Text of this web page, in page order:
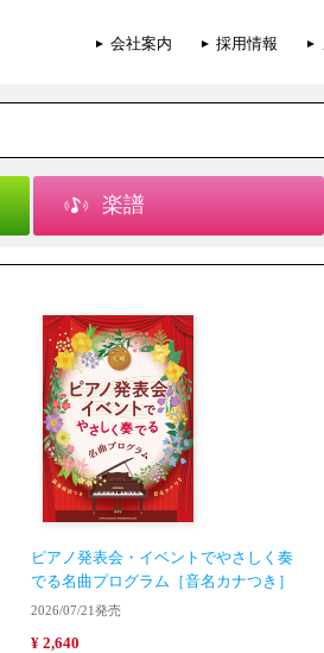
会社案内 採用情報
楽譜
ピアノ発表会・イベントでやさしく奏
でる名曲プログラム［音名カナつき］
2026/07/21発売
¥ 2,640